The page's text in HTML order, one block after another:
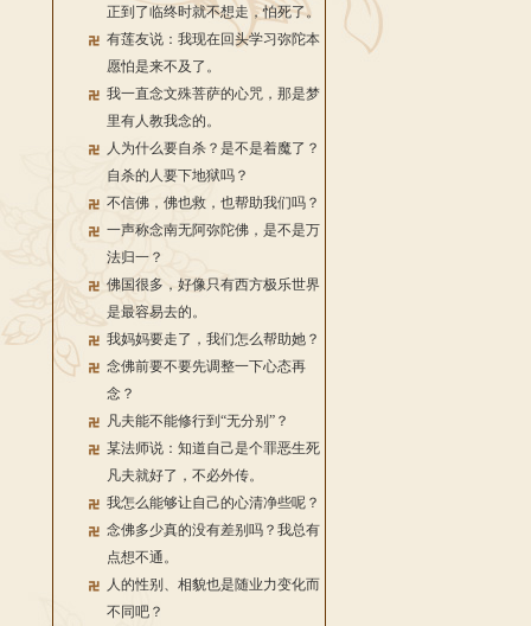
正到了临终时就不想走，怕死了。
有莲友说：我现在回头学习弥陀本
愿怕是来不及了。
我一直念文殊菩萨的心咒，那是梦
里有人教我念的。
人为什么要自杀？是不是着魔了？
自杀的人要下地狱吗？
不信佛，佛也救，也帮助我们吗？
一声称念南无阿弥陀佛，是不是万
法归一？
佛国很多，好像只有西方极乐世界
是最容易去的。
我妈妈要走了，我们怎么帮助她？
念佛前要不要先调整一下心态再
念？
凡夫能不能修行到“无分别”？
某法师说：知道自己是个罪恶生死
凡夫就好了，不必外传。
我怎么能够让自己的心清净些呢？
念佛多少真的没有差别吗？我总有
点想不通。
人的性别、相貌也是随业力变化而
不同吧？